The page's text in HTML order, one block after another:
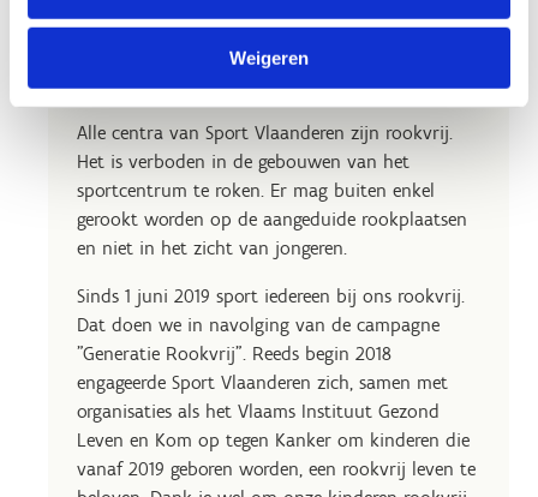
Weigeren
Generatie rookvrij
Alle centra van Sport Vlaanderen zijn rookvrij.
Het is verboden in de gebouwen van het
sportcentrum te roken. Er mag buiten enkel
gerookt worden op de aangeduide rookplaatsen
en niet in het zicht van jongeren.
Sinds 1 juni 2019 sport iedereen bij ons rookvrij.
Dat doen we in navolging van de campagne
"Generatie Rookvrij". Reeds begin 2018
engageerde Sport Vlaanderen zich, samen met
organisaties als het Vlaams Instituut Gezond
Leven en Kom op tegen Kanker om kinderen die
vanaf 2019 geboren worden, een rookvrij leven te